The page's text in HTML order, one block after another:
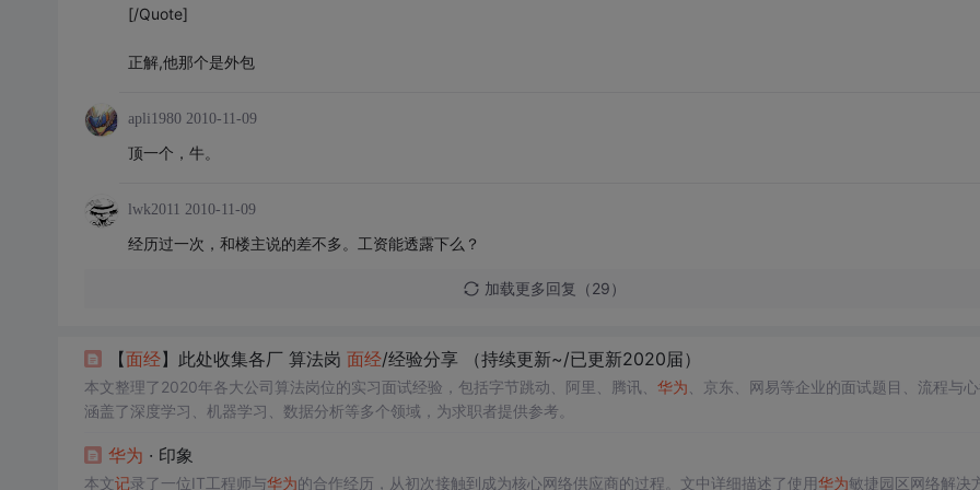
[/Quote]
正解,他那个是外包
apli1980 2010-11-09
顶一个，牛。
lwk2011 2010-11-09
经历过一次，和楼主说的差不多。工资能透露下么？
加载更多回复（29）
【面经】此处收集各厂 算法岗 面经/经验分享 （持续更新~/已更新2020届）
本文整理了2020年各大公司算法岗位的实习面试经验，包括字节跳动、阿里、腾讯、 华为 、京东、网易等企业的面试题目、流程与心
涵盖了深度学习、机器学习、数据分析等多个领域，为求职者提供参考。
华为 · 印象
本文记录了一位IT工程师与华为的合作经历，从初次接触到成为核心网络供应商的过程。文中详细描述了使用华为敏捷园区网络解决